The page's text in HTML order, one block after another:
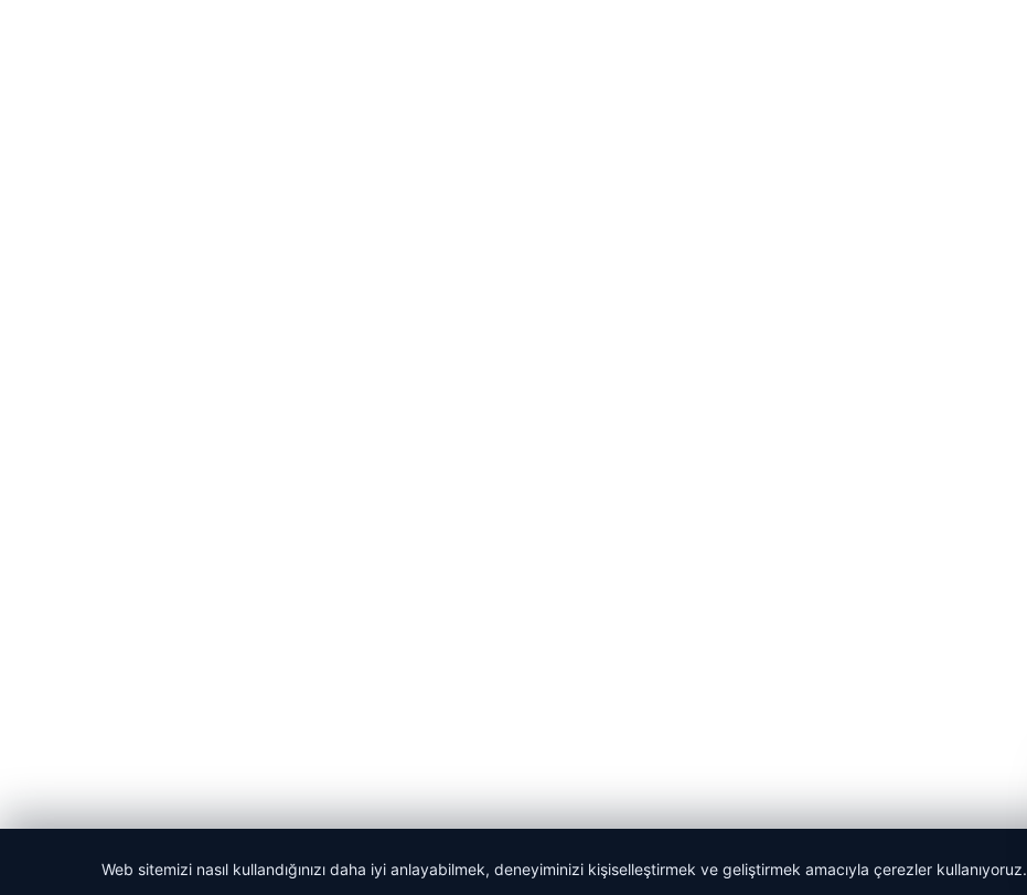
© 2026 Son Dakika Güncel – Güncel Haberler
Web sitemizi nasıl kullandığınızı daha iyi anlayabilmek, deneyiminizi kişiselleştirmek ve geliştirmek amacıyla çerezler kullanıyoruz.